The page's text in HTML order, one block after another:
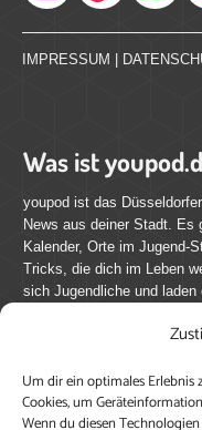
Um dir ein optimales Erlebnis
Cookies, um
Wenn du diesen
IMPRESSUM
Was ist
youpod ist das
News aus deiner Stadt. Es
Kalender, Orte im Jugend-
Tricks, die dich im Leben
sich Jugendliche und laden
Mach mit bei
youpod.de lebt von
journalistische